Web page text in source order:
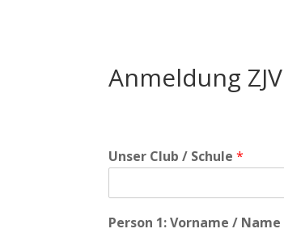
Anmeldung
Unser Club / Schule*
Person 1: Vorname / Name